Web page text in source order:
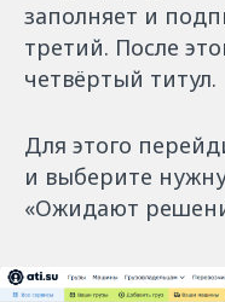
заполняет и
третий. После
четвёртый титул.
Для этого
и выберите
«Ожидают